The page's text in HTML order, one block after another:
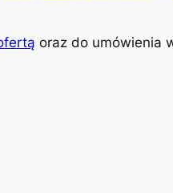
oraz do umówienia